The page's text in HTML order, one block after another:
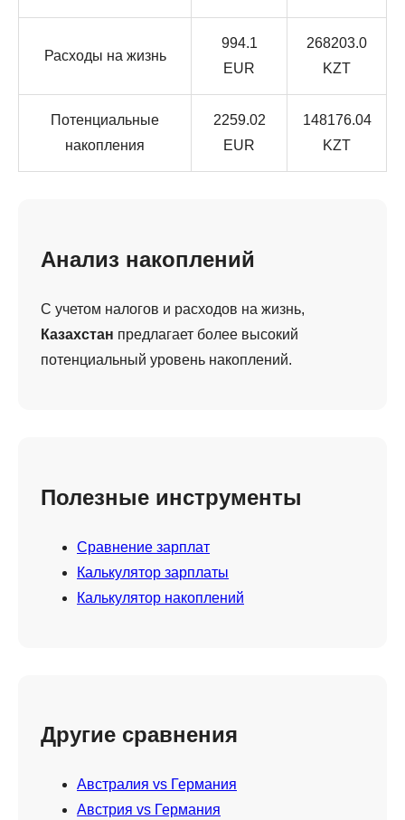
Расходы на жизнь
994.1
EUR
268203.0
KZT
Потенциальные
накопления
2259.02
EUR
148176.04
KZT
Анализ накоплений
С учетом налогов и расходов на жизнь,
Казахстан предлагает более высокий
потенциальный уровень накоплений.
Полезные инструменты
Сравнение зарплат
Калькулятор зарплаты
Калькулятор накоплений
Другие сравнения
Австралия vs Германия
Австрия vs Германия